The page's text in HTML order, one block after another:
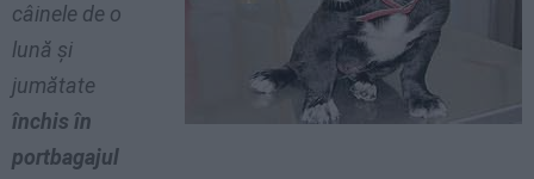
câinele de o
lună şi
jumătate
închis în
portbagajul